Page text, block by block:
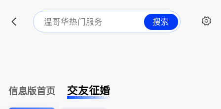
搜索
信息版首页 交友征婚